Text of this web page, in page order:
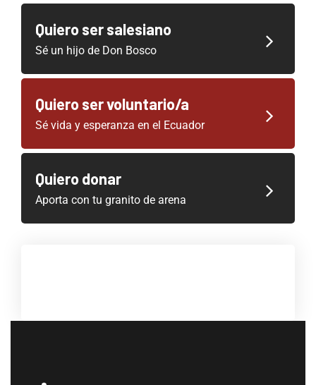
Quiero ser salesiano
Sé un hijo de Don Bosco
Quiero ser voluntario/a
Sé vida y esperanza en el Ecuador
Quiero donar
Aporta con tu granito de arena